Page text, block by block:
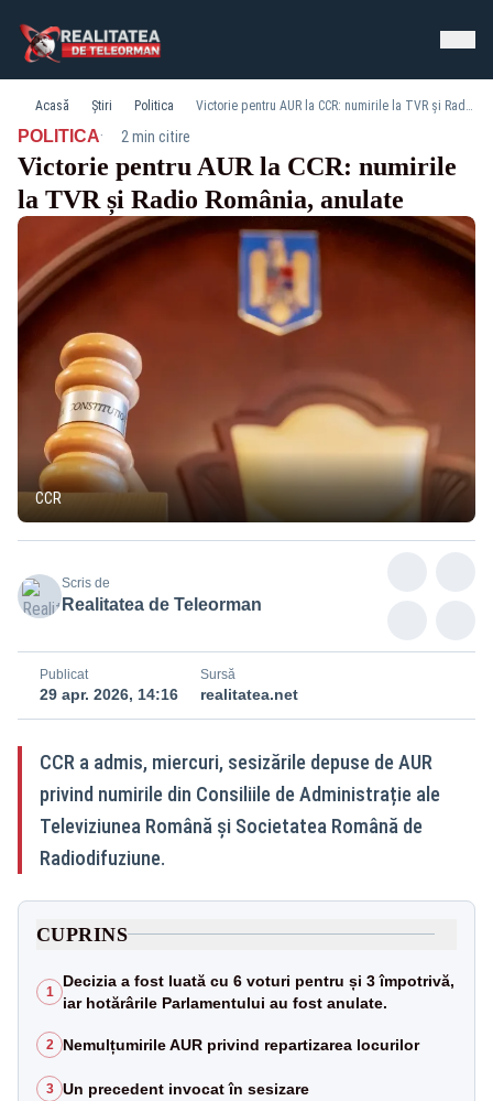
Acasă Știri Politica Victorie pentru AUR la CCR: numirile la TVR și Radio România, anulate
POLITICA· 2 min citire
Victorie pentru AUR la CCR: numirile
la TVR și Radio România, anulate
CCR
Scris de
Realitatea de Teleorman
Publicat
29 apr. 2026, 14:16
Sursă
realitatea.net
CCR a admis, miercuri, sesizările depuse de AUR
privind numirile din Consiliile de Administrație ale
Televiziunea Română și Societatea Română de
Radiodifuziune.
CUPRINS
1
Decizia a fost luată cu 6 voturi pentru și 3 împotrivă,
iar hotărârile Parlamentului au fost anulate.
2 Nemulțumirile AUR privind repartizarea locurilor
3 Un precedent invocat în sesizare